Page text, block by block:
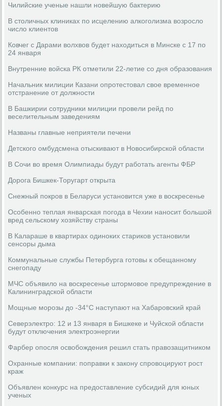
Чилийские ученые нашли новейшую бактерию
В столичных клиниках по исцелению алкоголизма возросло
число клиентов
Ковчег с Дарами волхвов будет находиться в Минске с 17 по
24 января
Внутренние войска РК отметили 22-летие со дня образования
Начальник милиции Казани опротестовал свое временное
отстранение от должности
В Башкирии сотрудники милиции провели рейд по
веселительным заведениям
Названы главные неприятели печени
Детского омбудсмена отыскивают в Новосибирской области
В Сочи во время Олимпиады будут работать агенты ФБР
Дорога Бишкек-Торугарт открыта
Снежный покров в Беларуси установится уже в воскресенье
Особенно теплая январская погода в Чехии наносит большой
вред сельскому хозяйству страны
В Калараше в квартирах одиноких стариков установили
сенсоры дыма
Коммунальные службы Петербурга готовы к обещанному
снегопаду
МЧС объявило на воскресенье штормовое предупреждение в
Калининградской области
Мощные морозы до -34°C наступают на Хабаровский край
Северэлектро: 12 и 13 января в Бишкеке и Чуйской области
будут отключения электроэнергии
Фарбер опосля освобождения решил стать правозащитником
Охранные компании: поправки к закону спровоцируют рост
краж
Объявлен конкурс на предоставление субсидий для юных
ученых